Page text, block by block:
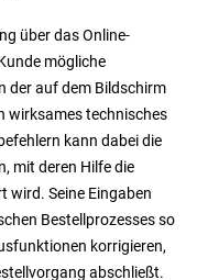
über das Online-
mögliche
der auf dem Bildschirm
wirksames technisches
kann dabei die
mit deren Hilfe die
wird. Seine Eingaben
Bestellprozesses so
korrigieren,
abschließt.